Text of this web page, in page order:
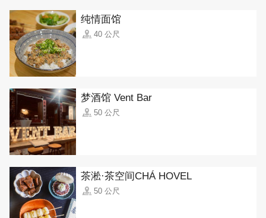
纯情面馆
40 公尺
梦酒馆 Vent Bar
50 公尺
茶淞·茶空间CHÁ HOVEL
50 公尺